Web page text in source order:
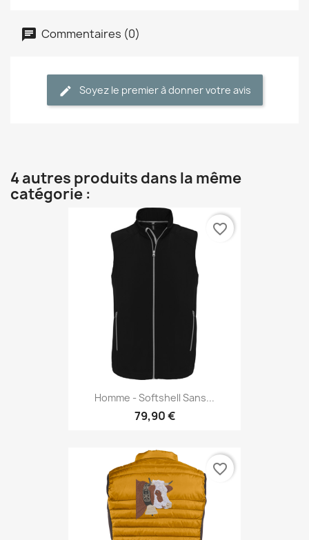
Commentaires (0)
Soyez le premier à donner votre avis
4 autres produits dans la même
catégorie :
Homme - Softshell Sans...
79,90 €
favorite_border
favorite_border